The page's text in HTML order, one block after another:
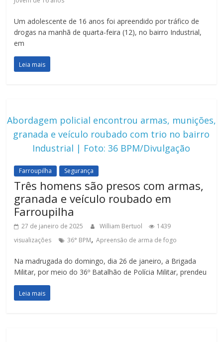
Um adolescente de 16 anos foi apreendido por tráfico de
drogas na manhã de quarta-feira (12), no bairro Industrial,
em
Leia mais
Abordagem policial encontrou armas, munições,
granada e veículo roubado com trio no bairro
Industrial | Foto: 36 BPM/Divulgação
Farroupilha Segurança
Três homens são presos com armas,
granada e veículo roubado em
Farroupilha
27 de janeiro de 2025 William Bertuol
1439
visualizações
36° BPM,Apreensão de arma de fogo
Na madrugada do domingo, dia 26 de janeiro, a Brigada
Militar, por meio do 36º Batalhão de Polícia Militar, prendeu
Leia mais